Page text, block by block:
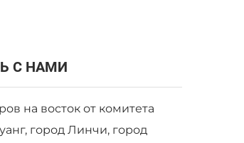
С НАМИ
на восток от комитета
город Линчи, город